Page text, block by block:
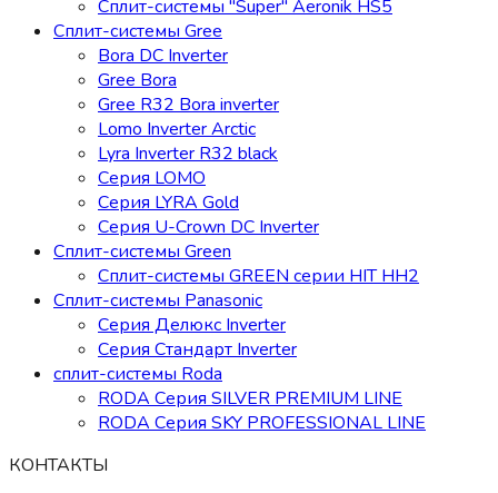
Сплит-системы "Super" Aeronik HS5
Сплит-системы Gree
Bora DC Inverter
Gree Bora
Gree R32 Bora inverter
Lomo Inverter Arctic
Lyra Inverter R32 black
Серия LOMO
Серия LYRA Gold
Серия U-Crown DC Inverter
Сплит-системы Green
Сплит-системы GREEN серии HIT HH2
Сплит-системы Panasonic
Серия Делюкс Inverter
Серия Стандарт Inverter
сплит-системы Roda
RODA Серия SILVER PREMIUM LINE
RODA Серия SKY PROFESSIONAL LINE
КОНТАКТЫ